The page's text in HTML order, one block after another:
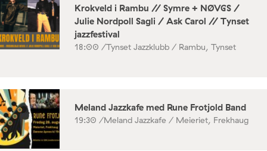
Krokveld i Rambu // Symre + NØVGS /
Julie Nordpoll Sagli / Ask Carol // Tynset
jazzfestival
18:00 /Tynset Jazzklubb / Rambu, Tynset
Meland Jazzkafe med Rune Frotjold Band
19:30 /Meland Jazzkafe / Meieriet, Frekhaug